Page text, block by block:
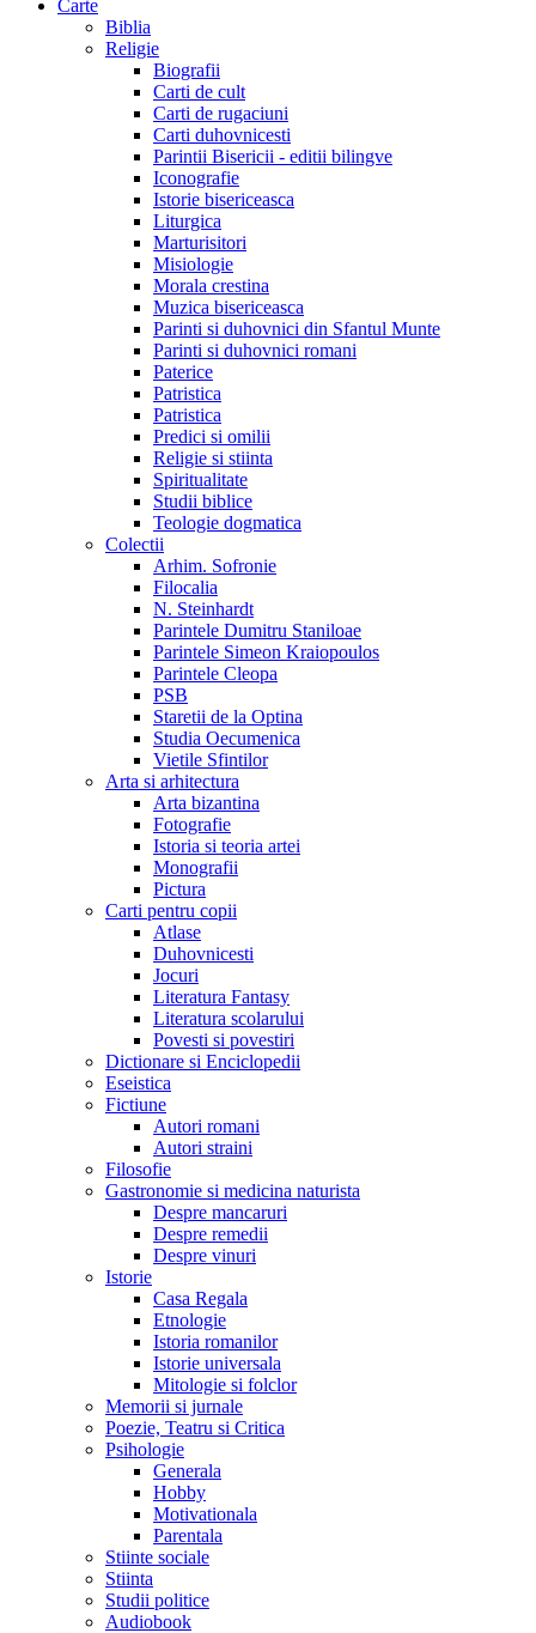
Carte
Biblia
Religie
Biografii
Carti de cult
Carti de rugaciuni
Carti duhovnicesti
Parintii Bisericii - editii bilingve
Iconografie
Istorie bisericeasca
Liturgica
Marturisitori
Misiologie
Morala crestina
Muzica bisericeasca
Parinti si duhovnici din Sfantul Munte
Parinti si duhovnici romani
Paterice
Patristica
Patristica
Predici si omilii
Religie si stiinta
Spiritualitate
Studii biblice
Teologie dogmatica
Colectii
Arhim. Sofronie
Filocalia
N. Steinhardt
Parintele Dumitru Staniloae
Parintele Simeon Kraiopoulos
Parintele Cleopa
PSB
Staretii de la Optina
Studia Oecumenica
Vietile Sfintilor
Arta si arhitectura
Arta bizantina
Fotografie
Istoria si teoria artei
Monografii
Pictura
Carti pentru copii
Atlase
Duhovnicesti
Jocuri
Literatura Fantasy
Literatura scolarului
Povesti si povestiri
Dictionare si Enciclopedii
Eseistica
Fictiune
Autori romani
Autori straini
Filosofie
Gastronomie si medicina naturista
Despre mancaruri
Despre remedii
Despre vinuri
Istorie
Casa Regala
Etnologie
Istoria romanilor
Istorie universala
Mitologie si folclor
Memorii si jurnale
Poezie, Teatru si Critica
Psihologie
Generala
Hobby
Motivationala
Parentala
Stiinte sociale
Stiinta
Studii politice
Audiobook